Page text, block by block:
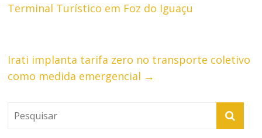
Terminal Turístico em Foz do Iguaçu
Irati implanta tarifa zero no transporte coletivo
como medida emergencial →